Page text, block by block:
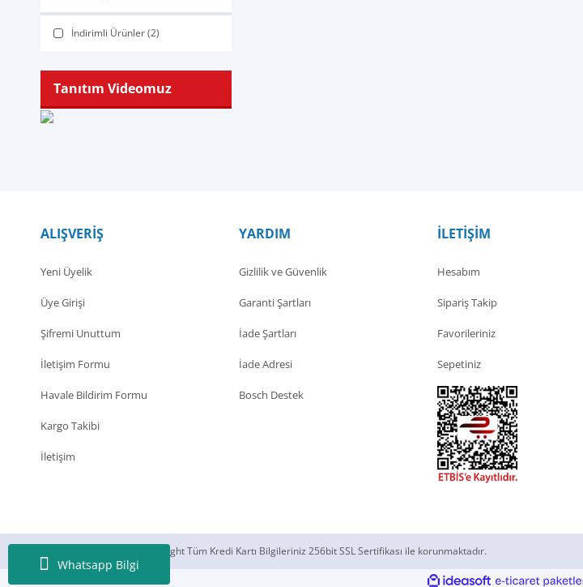
Whatsapp Bilgi
İndirimli Ürünler (2)
Tanıtım Videomuz
ALIŞVERİŞ
Yeni Üyelik
Üye Girişi
Şifremi Unuttum
İletişim Formu
Havale Bildirim Formu
Kargo Takibi
İletişim
YARDIM
Gizlilik ve Güvenlik
Garanti Şartları
İade Şartları
İade Adresi
Bosch Destek
İLETİŞİM
Hesabım
Sipariş Takip
Favorileriniz
Sepetiniz
© 2018 Silecek Sepeti Copyright Tüm Kredi Kartı Bilgileriniz 256bit SSL Sertifikası ile korunmaktadır.
ideasoft